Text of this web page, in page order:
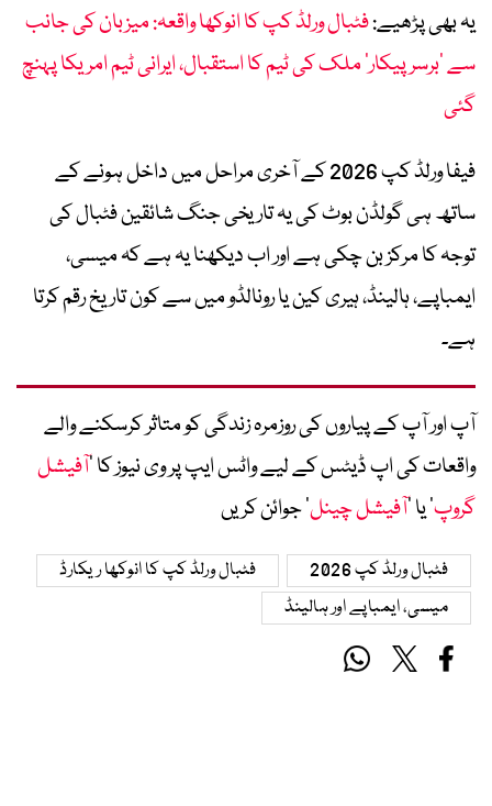
یہ بھی پڑھیے:فٹبال ورلڈ کپ کا انوکھا واقعہ: میزبان کی جانب
سے ’برسرپیکار‘ ملک کی ٹیم کا استقبال، ایرانی ٹیم امریکا پہنچ
گئی
فیفا ورلڈ کپ 2026 کے آخری مراحل میں داخل ہونے کے
ساتھ ہی گولڈن بوٹ کی یہ تاریخی جنگ شائقین فٹبال کی
توجہ کا مرکز بن چکی ہے اور اب دیکھنا یہ ہے کہ میسی،
ایمباپے، ہالینڈ، ہیری کین یا رونالڈو میں سے کون تاریخ رقم کرتا
ہے۔
آپ اور آپ کے پیاروں کی روزمرہ زندگی کو متاثر کرسکنے والے
واقعات کی اپ ڈیٹس کے لیے واٹس ایپ پر وی نیوز کا ’آفیشل
گروپ‘ یا ’آفیشل چینل‘ جوائن کریں
فٹبال ورلڈ کپ 2026
فٹبال ورلڈ کپ کا انوکھا ریکارڈ
میسی، ایمباپے اور ہالینڈ